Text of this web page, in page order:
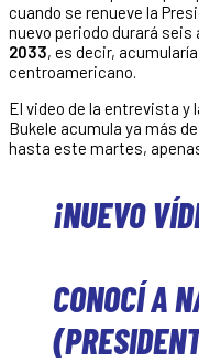
cuando se renueve la
nuevo periodo durará
2033, es decir,
centroamericano.
El video de la entrevista y
Bukele acumula ya más de
hasta este martes,
¡NUEVO
CONOCÍ A